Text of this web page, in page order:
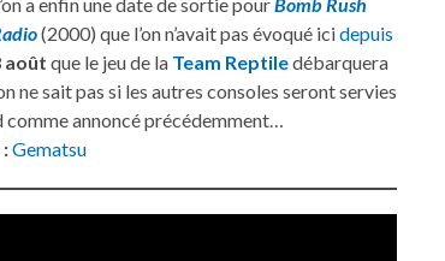
(2000) que l’on n’avait pas évoqué icidepuis
août que le jeu de la Team Reptiledébarquera
ne sait pas si les autres consoles seront servies
annoncé précédemment…
Gematsu